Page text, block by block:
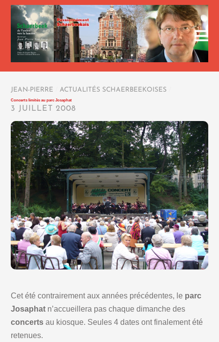
JEAN-PIERRE ACTUALITÉS SCHAERBEEKOISES
Concerts limités au parc Josaphat
3 JUILLET 2008
Cet été contrairement aux années précédentes, le parc
Josaphat n’accueillera pas chaque dimanche des
concerts au kiosque. Seules 4 dates ont finalement été
retenues.